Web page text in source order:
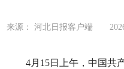
来源： 河北日报客户端
4月15日上午，中国共产